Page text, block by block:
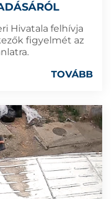
Hivatala felhívja
figyelmét az
TOVÁBB